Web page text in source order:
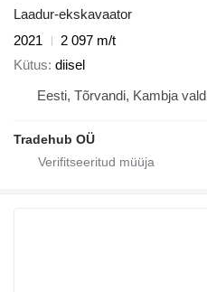
Laadur-ekskavaator
2021
2 097 m/t
Kütus diisel
Eesti, Tõrvandi, Kambja vald
Tradehub OÜ